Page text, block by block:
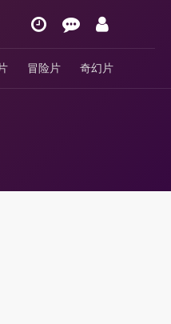
冒险片 奇幻片